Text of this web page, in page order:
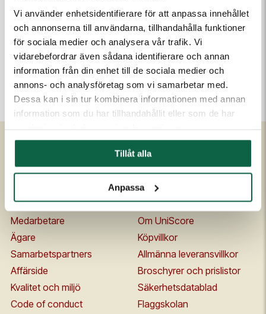
Vi använder enhetsidentifierare för att anpassa innehållet
och annonserna till användarna, tillhandahålla funktioner
för sociala medier och analysera vår trafik. Vi
vidarebefordrar även sådana identifierare och annan
information från din enhet till de sociala medier och
annons- och analysföretag som vi samarbetar med.
Dessa kan i sin tur kombinera informationen med annan
information som du har tillhandahållit eller som de har
Tillåt alla
Anpassa
PRODUKTEGENSKAPER
Om Unigraphics
Historia
Medarbetare
Ägare
Samarbetspartners
Affärside
Kvalitet och miljö
Code of conduct
Kundservice
Kontakta oss
FAQ
Om UniScore
Köpvillkor
Allmänna leveransvillkor
Broschyrer och prislistor
Säkerhetsdatablad
Flaggskolan